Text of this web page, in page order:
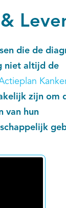
die de
niet altijd de
zijn om
van hun